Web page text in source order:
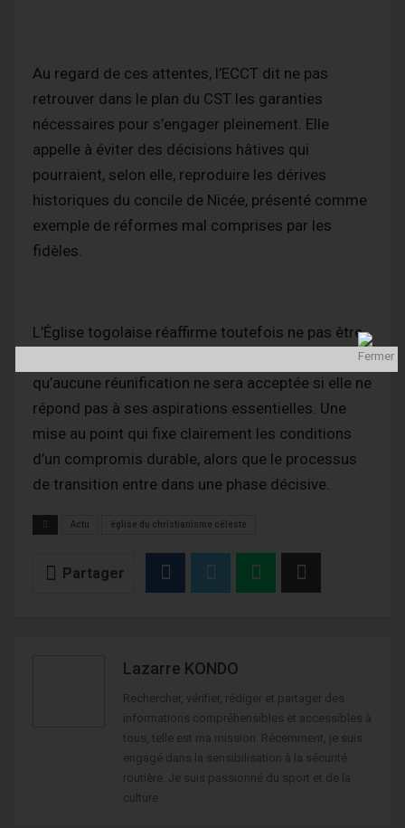
Au regard de ces attentes, l’ECCT dit ne pas
retrouver dans le plan du CST les garanties
nécessaires pour s’engager pleinement. Elle
appelle à éviter des décisions hâtives qui
pourraient, selon elle, reproduire les dérives
historiques du concile de Nicée, présenté comme
exemple de réformes mal comprises par les
fidèles.
L’Église togolaise réaffirme toutefois ne pas être
qu’aucune réunification ne sera acceptée si elle ne
répond pas à ses aspirations essentielles. Une
mise au point qui fixe clairement les conditions
d’un compromis durable, alors que le processus
de transition entre dans une phase décisive.
Actu église du christianisme céleste
Partager
Lazarre KONDO
Rechercher, vérifier, rédiger et partager des
informations compréhensibles et accessibles à
tous, telle est ma mission. Récemment, je suis
engagé dans la sensibilisation à la sécurité
routière. Je suis passionné du sport et de la
culture.